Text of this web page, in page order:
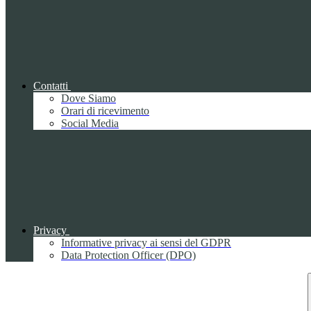
Contatti
Dove Siamo
Orari di ricevimento
Social Media
Privacy
Informative privacy ai sensi del GDPR
Data Protection Officer (DPO)